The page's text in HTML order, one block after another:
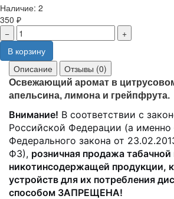
Наличие: 2
350 ₽
−
+
В корзину
Описание
Отзывы (0)
Освежающий аромат в
апельсина, лимона и грейпфрута.
Внимание! В соответствии с
Российской Федерации (а именно
Федерального закона от
ФЗ), розничная продажа
никотинсодержащей продукции,
устройств для их потребления
способом ЗАПРЕЩЕНА!